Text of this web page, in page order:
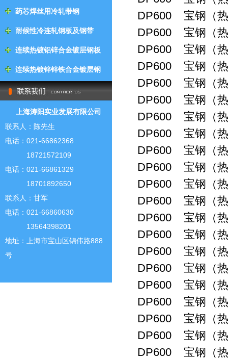
药芯焊丝用冷轧带钢
耐候性冷连轧钢板及钢带
连续热镀铝锌合金镀层钢板
及钢带
连续热镀锌锌铁合金镀层钢
板及钢带
上海涛阳实业发展有限公司
联系人：陈先生
电话：021-66862368
18721572109
电话：021-66861329
18701892650
联系人：甘军
电话：021-66860630
13564398201
地址：上海市宝山区锦伟路888
号
DP600 宝钢（
DP600 宝钢（
DP600 宝钢（
DP600 宝钢（
DP600 宝钢（
DP600 宝钢（
DP600 宝钢（
DP600 宝钢（
DP600 宝钢（
DP600 宝钢（
DP600 宝钢（
DP600 宝钢（
DP600 宝钢（
DP600 宝钢（
DP600 宝钢（
DP600 宝钢（
DP600 宝钢（
DP600 宝钢（
DP600 宝钢（
DP600 宝钢（
DP600 宝钢（